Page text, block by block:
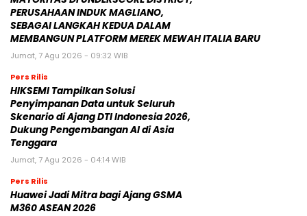
PERUSAHAAN INDUK MAGLIANO,
SEBAGAI LANGKAH KEDUA DALAM
MEMBANGUN PLATFORM MEREK MEWAH ITALIA BARU
Jumat, 7 Agu 2026 - 09:32 WIB
Pers Rilis
HIKSEMI Tampilkan Solusi
Penyimpanan Data untuk Seluruh
Skenario di Ajang DTI Indonesia 2026,
Dukung Pengembangan AI di Asia
Tenggara
Jumat, 7 Agu 2026 - 04:14 WIB
Pers Rilis
Huawei Jadi Mitra bagi Ajang GSMA
M360 ASEAN 2026